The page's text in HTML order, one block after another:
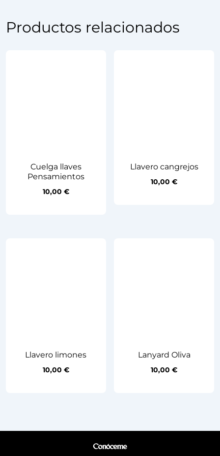
Productos relacionados
Cuelga llaves
Pensamientos
10,00 €
Llavero cangrejos
10,00€
Llavero limones
10,00 €
Lanyard Oliva
10,00€
Conóceme